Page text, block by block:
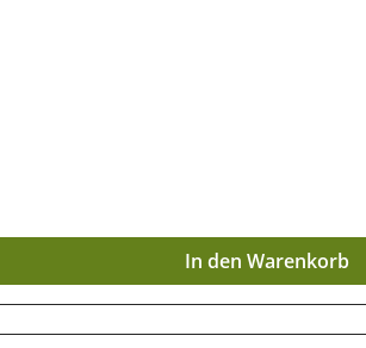
In den Warenkorb